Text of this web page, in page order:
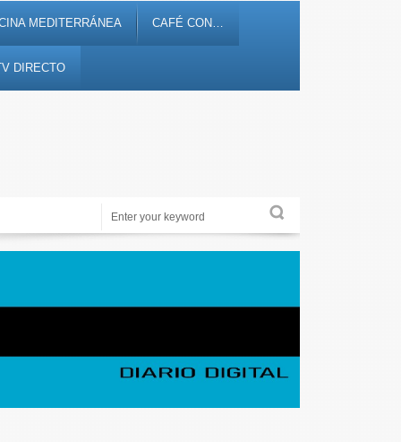
MEDITERRÁNEA CAFÉ CON…
DIRECTO
Alicante Actualidad